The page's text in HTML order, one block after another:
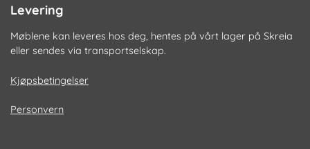
Levering
Møblene kan leveres hos deg, hentes på vårt lager på Skreia
eller sendes via transportselskap.
Kjøpsbetingelser
Personvern